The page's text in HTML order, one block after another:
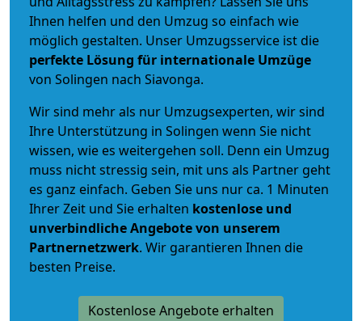
Ihnen helfen und den Umzug so einfach wie
möglich gestalten. Unser Umzugsservice ist die
perfekte Lösung für internationale Umzüge
von Solingen nach Siavonga.
Wir sind mehr als nur Umzugsexperten, wir sind
Ihre Unterstützung in Solingen wenn Sie nicht
wissen, wie es weitergehen soll. Denn ein Umzug
muss nicht stressig sein, mit uns als Partner geht
es ganz einfach. Geben Sie uns nur ca. 1 Minuten
Ihrer Zeit und Sie erhalten kostenlose und
unverbindlicheAngebote von unserem
Partnernetzwerk. Wir garantieren Ihnen die
besten Preise.
Kostenlose Angebote erhalten